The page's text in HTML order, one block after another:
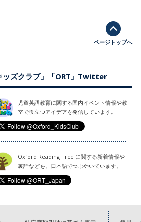
ページトップへ
ッズクラブ」「ORT」Twitter
児童英語教育に関する国内イベント情報や教
室で役立つアイデアを発信しています。
Oxford Reading Tree に関する新着情報や
裏話などを、日本語でつぶやいています。